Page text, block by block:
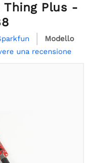
Thing Plus -
Modello
una recensione